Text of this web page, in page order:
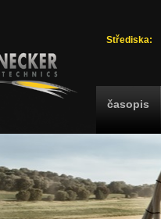
Střediska:
časopis